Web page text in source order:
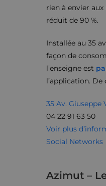
rien à envier
réduit de 90 %.
Installée au 35
façon de
l’enseigne est
l’application.
35 Av. Giuseppe
04 22 91 63 50
Voir plus
Social Networks
Azimut –